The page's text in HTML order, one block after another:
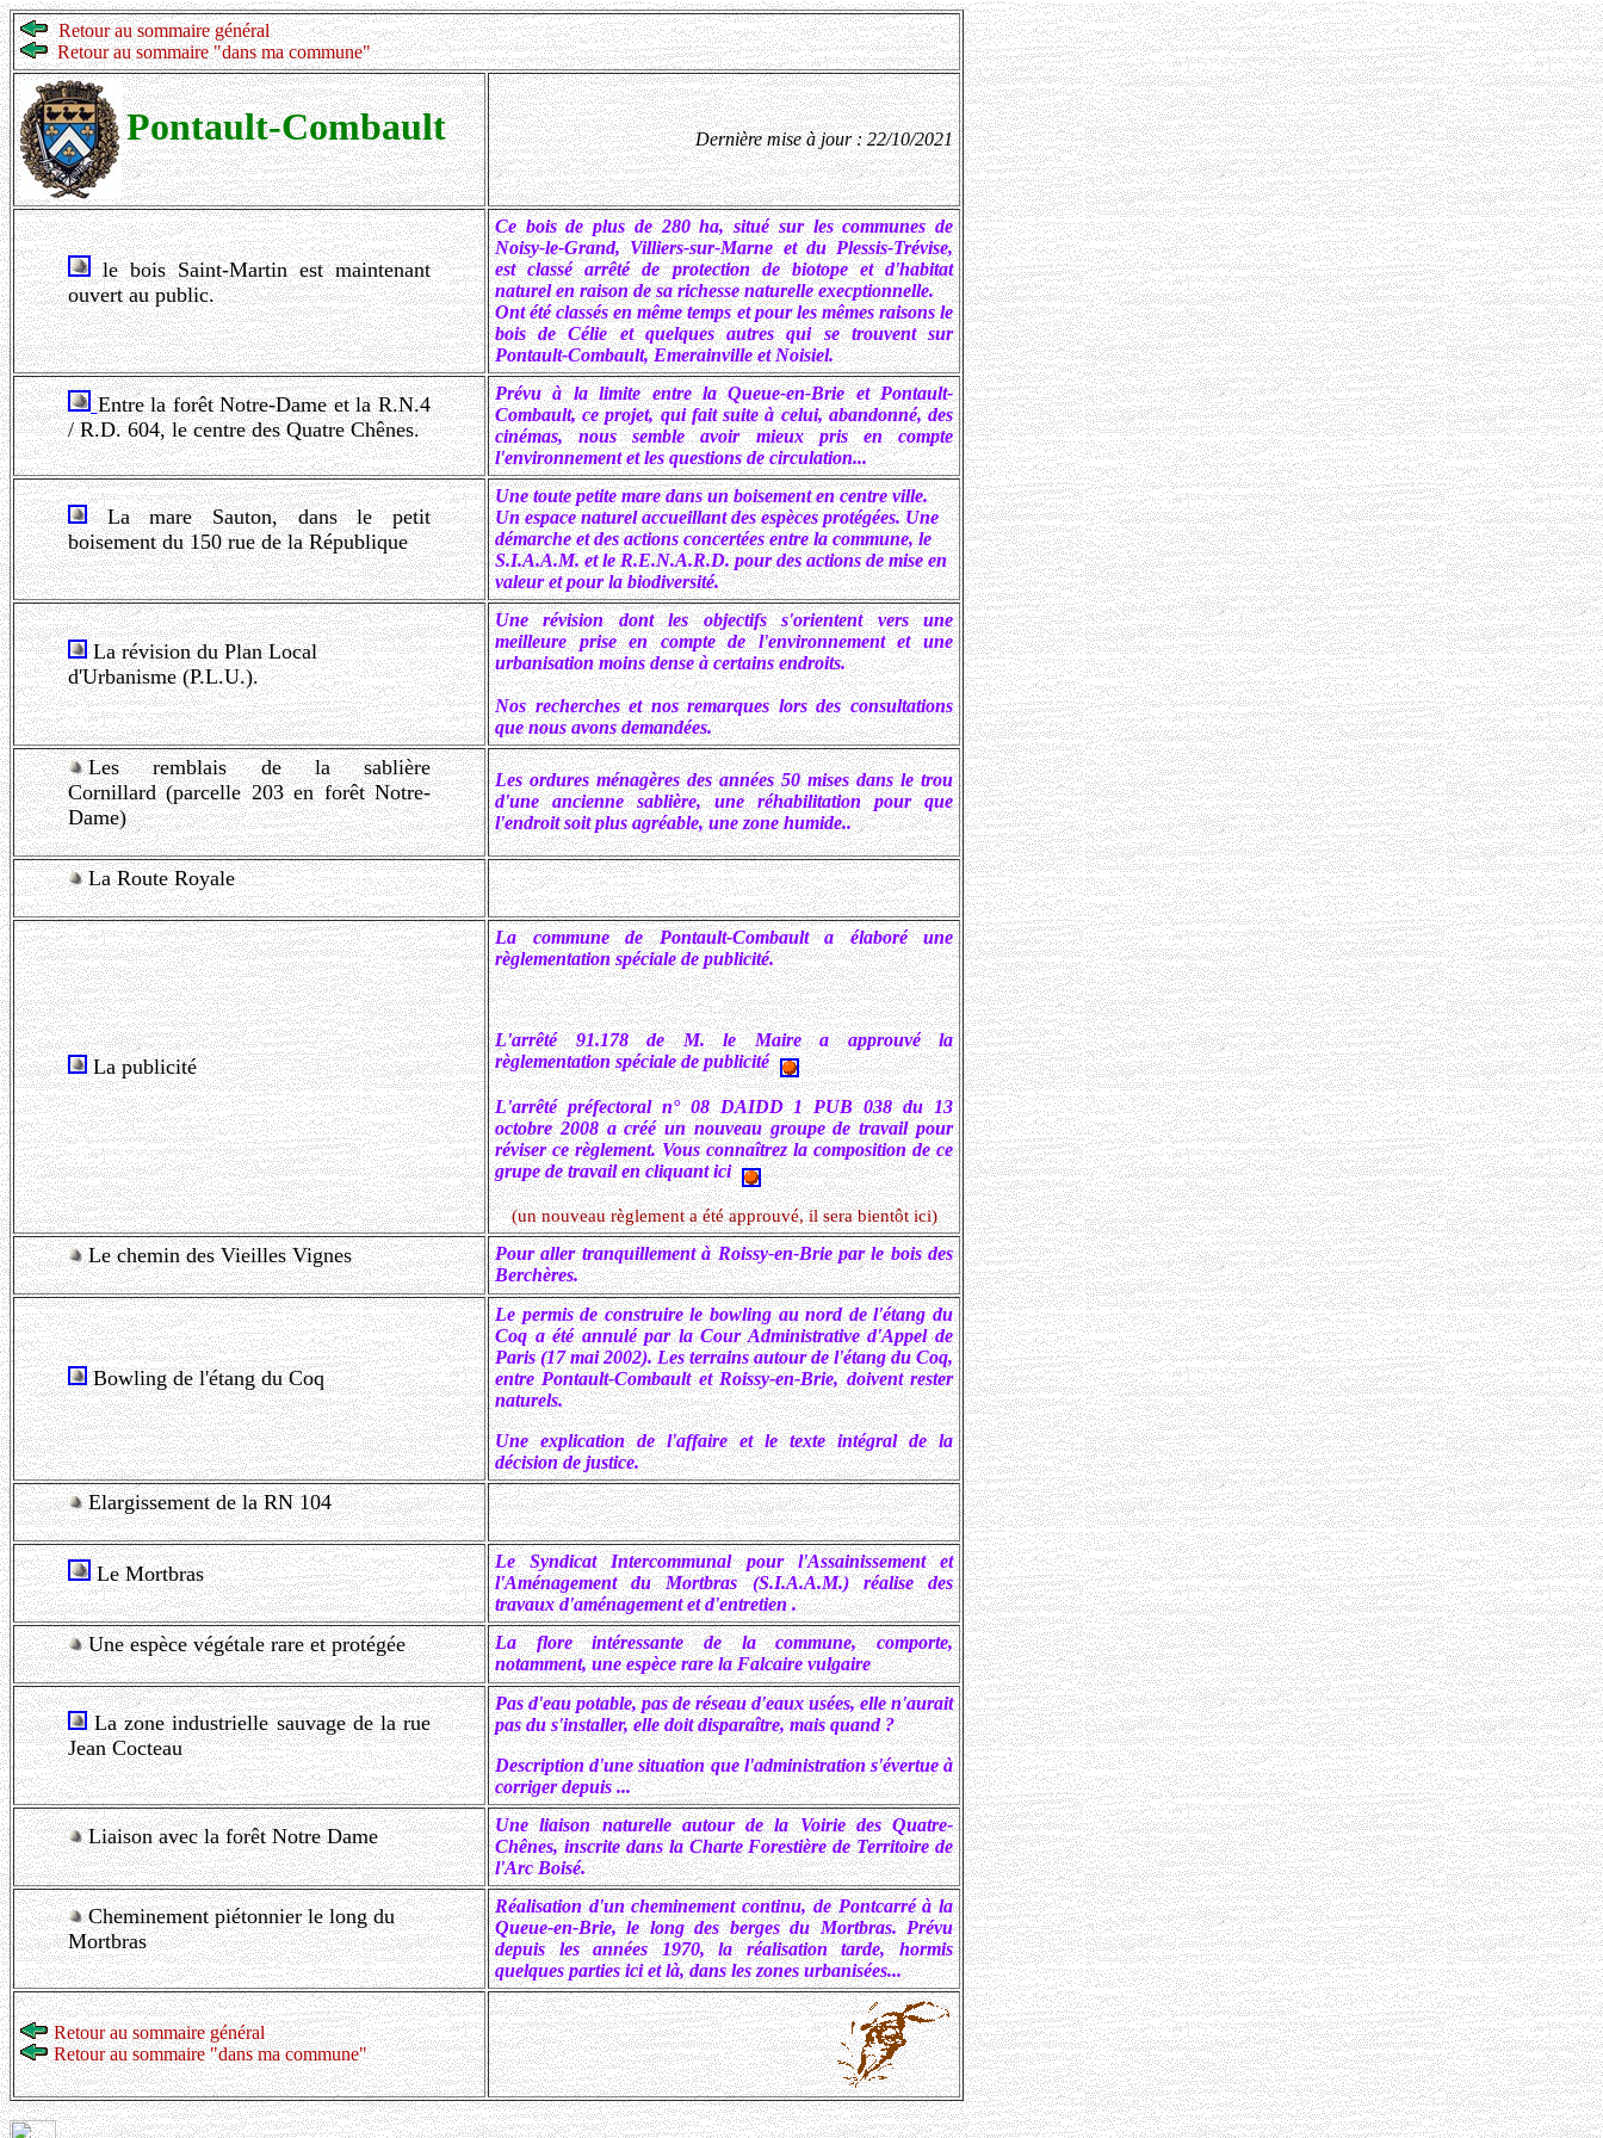
Retour au sommaire général
Retour au sommaire "dans ma commune"
Pontault-Combault Dernière mise à jour : 22/10/2021
le bois Saint-Martin est maintenant
ouvert au public.
Ce bois de plus de 280 ha, situé sur les communes de
Noisy-le-Grand, Villiers-sur-Marne et du Plessis-Trévise,
est classé arrêté de protection de biotope et d'habitat
naturel en raison de sa richesse naturelle execptionnelle.
Ont été classés en même temps et pour les mêmes raisons le
bois de Célie et quelques autres qui se trouvent sur
Pontault-Combault, Emerainville et Noisiel.
Entre la forêt Notre-Dame et la R.N.4
/ R.D. 604, le centre des Quatre Chênes.
Prévu à la limite entre la Queue-en-Brie et Pontault-
Combault, ce projet, qui fait suite à celui, abandonné, des
cinémas, nous semble avoir mieux pris en compte
l'environnement et les questions de circulation...
La mare Sauton, dans le petit
boisement du 150 rue de la République
Une toute petite mare dans un boisement en centre ville.
Un espace naturel accueillant des espèces protégées. Une
démarche et des actions concertées entre la commune, le
S.I.A.A.M. et le R.E.N.A.R.D. pour des actions de mise en
valeur et pour la biodiversité.
La révision du Plan Local
d'Urbanisme (P.L.U.).
Une révision dont les objectifs s'orientent vers une
meilleure prise en compte de l'environnement et une
urbanisation moins dense à certains endroits.
Nos recherches et nos remarques lors des consultations
que nous avons demandées.
Les remblais de la sablière
Cornillard(parcelle 203 en forêt Notre-
Dame)
Les ordures ménagères des années 50 mises dans le trou
d'une ancienne sablière, une réhabilitation pour que
l'endroit soit plus agréable, une zone humide..
La Route Royale
La publicité
La commune de Pontault-Combault a élaboré une
règlementation spéciale de publicité.
L'arrêté 91.178 de M. le Maire a approuvé la
règlementation spéciale de publicité
L'arrêté préfectoral n° 08 DAIDD 1 PUB 038 du 13
octobre 2008 a créé un nouveau groupe de travail pour
réviser ce règlement. Vous connaîtrez la composition de ce
grupe de travail en cliquant ici
(un nouveau règlement a été approuvé, il sera bientôt ici)
Le chemin des Vieilles Vignes
Pour aller tranquillement à Roissy-en-Brie par le bois des
Berchères.
Bowling de l'étang du Coq
Le permis de construire le bowling au nord de l'étang du
Coq a été annulé par la Cour Administrative d'Appel de
Paris (17 mai 2002). Les terrains autour de l'étang du Coq,
entre Pontault-Combault et Roissy-en-Brie, doivent rester
naturels.
Une explication de l'affaire et le texte intégral de la
décision de justice.
Elargissement de la RN 104
Le Mortbras
Le Syndicat Intercommunal pour l'Assainissement et
l'Aménagement du Mortbras (S.I.A.A.M.) réalise des
travaux d'aménagement et d'entretien .
Une espèce végétale rare et protégée
La flore intéressante de la commune, comporte,
notamment, une espèce rare la Falcaire vulgaire
La zone industrielle sauvage de la rue
Jean Cocteau
Pas d'eau potable, pas de réseau d'eaux usées, elle n'aurait
pas du s'installer, elle doit disparaître, mais quand ?
Description d'une situation que l'administration s'évertue à
corriger depuis ...
Liaison avec la forêt Notre Dame
Une liaison naturelle autour de la Voirie des Quatre-
Chênes, inscrite dans la Charte Forestière de Territoire de
l'Arc Boisé.
Cheminement piétonnier le long du
Mortbras
Réalisation d'un cheminement continu, de Pontcarré à la
Queue-en-Brie, le long des berges du Mortbras. Prévu
depuis les années 1970, la réalisation tarde, hormis
quelques parties ici et là, dans les zones urbanisées...
Retour au sommaire général
Retour au sommaire "dans ma commune"